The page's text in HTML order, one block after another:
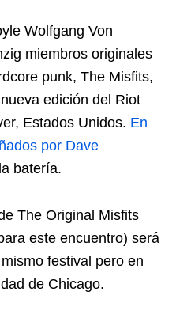
Wolfgang Von
miembros originales
punk, The Misfits,
edición del Riot
Estados Unidos. En
por Dave
batería.
The Original Misfits
este encuentro) será
festival pero en
de Chicago.